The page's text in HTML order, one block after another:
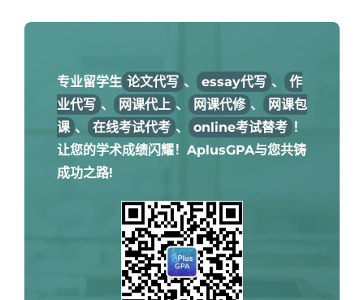
专业留学生 论文代写 、 essay代写 、
作
业代写 、 网课代上 、 网课代修 、
网课包
课 、 在线考试代考 、 online考试替考 ！
让您的学术成绩闪耀！AplusGPA与您共铸
成功之路!